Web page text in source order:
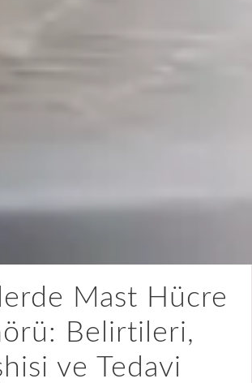
Mast Hücre
Belirtileri,
ve Tedavi